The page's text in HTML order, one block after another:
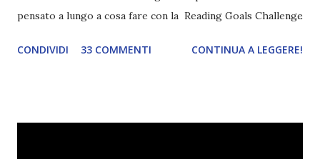
pensato a lungo a cosa fare con la Reading Goals Challenge
ho scoperto che anche alcuni di voi avrebbero fatto così,
CONDIVIDI 33 COMMENTI CONTINUA A LEGGERE!